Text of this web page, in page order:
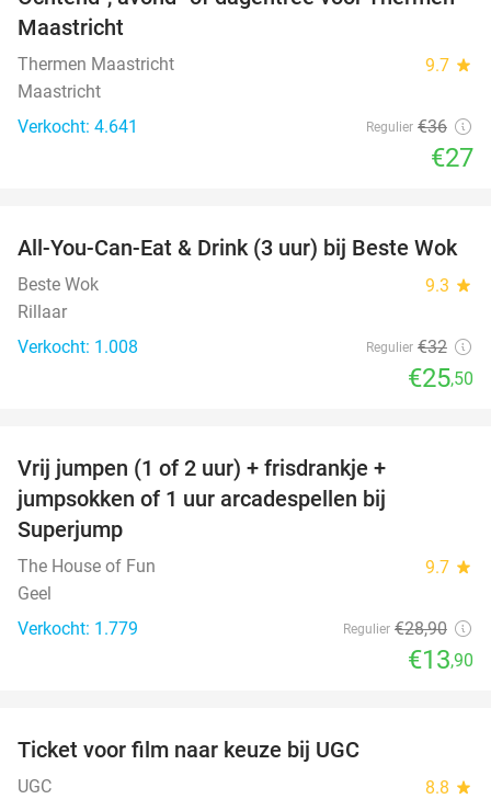
Maastricht
Thermen Maastricht 9.7 star
Maastricht
Verkocht: 4.641
Regulier €36
€27
20%
All-You-Can-Eat & Drink (3 uur) bij Beste Wok
Beste Wok 9.3 star
Rillaar
Verkocht: 1.008
Regulier €32
€25,50
Vrij jumpen (1 of 2 uur) + frisdrankje +
jumpsokken of 1 uur arcadespellen bij
Superjump
The House of Fun 9.7 star
Geel
Verkocht: 1.779
Regulier €28,90
€13,90
Ticket voor film naar keuze bij UGC
UGC 8.8 star